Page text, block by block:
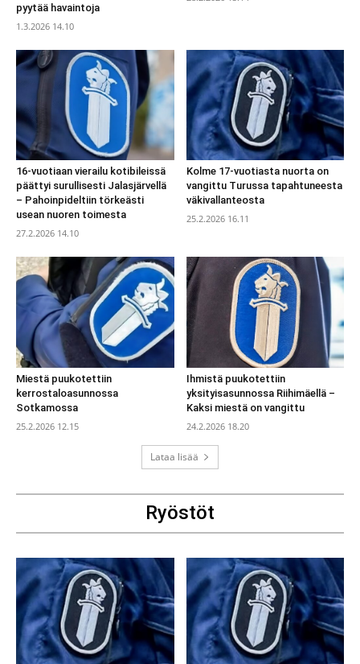
pyytää havaintoja
1.3.2026 14.10
16-vuotiaan vierailu kotibileissä
päättyi surullisesti Jalasjärvellä
– Pahoinpideltiin törkeästi
usean nuoren toimesta
27.2.2026 14.10
Kolme 17-vuotiasta nuorta on
vangittu Turussa tapahtuneesta
väkivallanteosta
25.2.2026 16.11
Miestä puukotettiin
kerrostaloasunnossa
Sotkamossa
25.2.2026 12.15
Ihmistä puukotettiin
yksityisasunnossa Riihimäellä –
Kaksi miestä on vangittu
24.2.2026 18.20
Lataa lisää
Ryöstöt